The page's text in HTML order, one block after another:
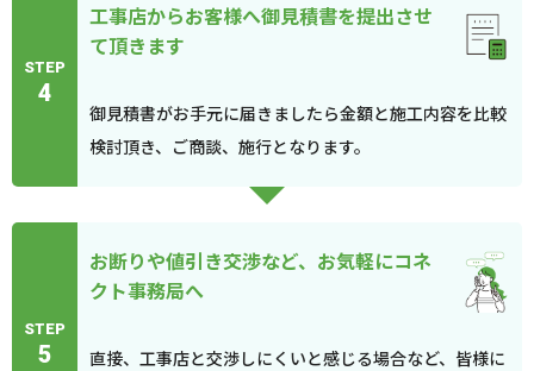
STEP
4
工事店からお客様へ御見積書を提出させ
て頂きます
御見積書がお手元に届きましたら金額と施工内容を比較
検討頂き、ご商談、施行となります。
STEP
5
お断りや値引き交渉など、お気軽にコネ
クト事務局へ
直接、工事店と交渉しにくいと感じる場合など、皆様に